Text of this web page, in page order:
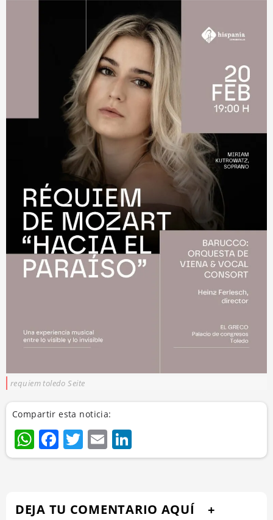
requiem toledo Seite
Compartir esta noticia:
WhatsApp
Facebook
Twitter
Email
DEJA TU COMENTARIO AQUÍ